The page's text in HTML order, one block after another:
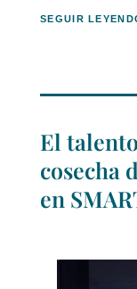
SEGUIR
El
cosecha
en